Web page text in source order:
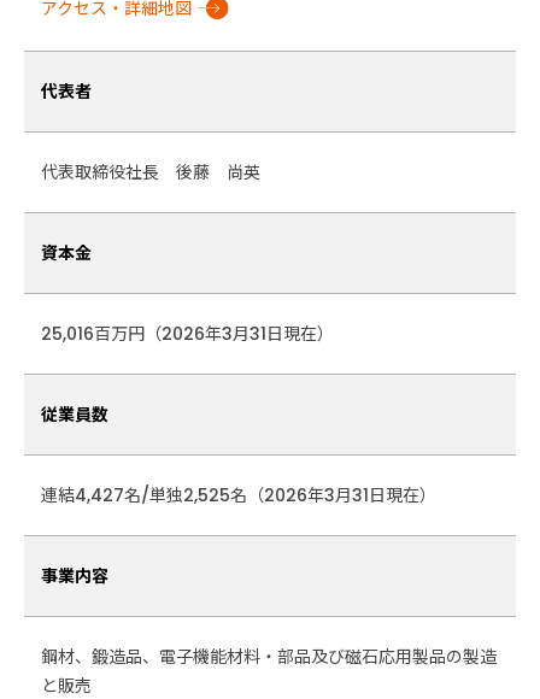
アクセス・詳細地図
代表者
代表取締役社長 後藤 尚英
資本金
25,016百万円（2026年3月31日現在）
従業員数
連結4,427名/単独2,525名（2026年3月31日現在）
事業内容
鋼材、鍛造品、電子機能材料・部品及び磁石応用製品の製造
と販売